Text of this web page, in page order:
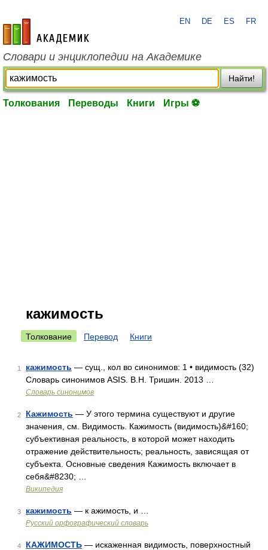
academic.ru
EN DE ES FR
Словари и энциклопедии на Академике
Найти!
Толкования Переводы Книги Игры ⚽
кажимость
Толкование Перевод Книги
1 кажимость — сущ., кол во синонимов: 1 • видимость (32)
Словарь синонимов ASIS. В.Н. Тришин. 2013 …
Словарь синонимов
2 Кажимость — У этого термина существуют и другие
значения, см. Видимость. Кажимость (видимость)&#160;
субъективная реальность, в которой может находить
отражение действительность; реальность, зависящая от
субъекта. Основные сведения Кажимость включает в
себя&#8230; …
Википедия
3 кажимость — к ажимость, и …
Русский орфографический словарь
4 КАЖИМОСТЬ — искаженная видимость, поверхностный